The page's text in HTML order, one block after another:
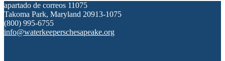
apartado de correos 11075
Takoma Park, Maryland 20913-1075
(800) 995-6755
info@waterkeeperschesapeake.org